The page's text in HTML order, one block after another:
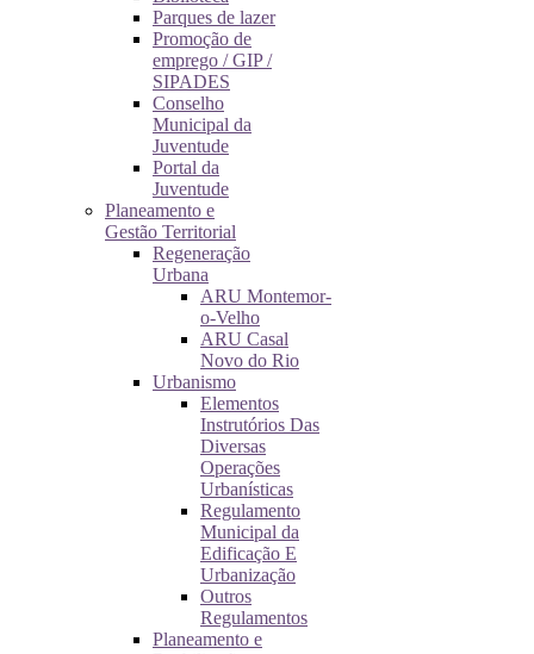
Parques de lazer
Promoção de
emprego / GIP /
SIPADES
Conselho
Municipal da
Juventude
Portal da
Juventude
Planeamento e
Gestão Territorial
Regeneração
Urbana
ARU Montemor-
o-Velho
ARU Casal
Novo do Rio
Urbanismo
Elementos
Instrutórios Das
Diversas
Operações
Urbanísticas
Regulamento
Municipal da
Edificação E
Urbanização
Outros
Regulamentos
Planeamento e